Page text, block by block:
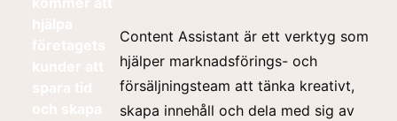
Content Assistant är ett verktyg som
hjälper marknadsförings- och
försäljningsteam att tänka kreativt,
skapa innehåll och dela med sig av